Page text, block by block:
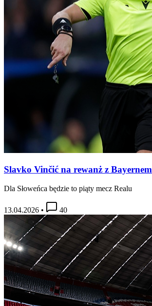
Slavko Vinčić na rewanż z Bayernem
Dla Słoweńca będzie to piąty mecz Realu
13.04.2026 • 40